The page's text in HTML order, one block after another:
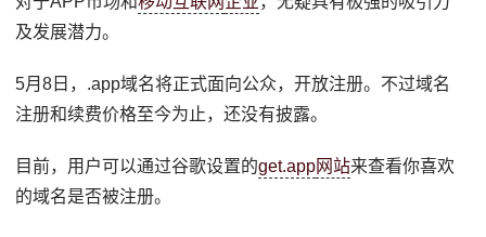
及发展潜力。
5月8日，.app域名将正式面向公众，开放注册。不过域名
注册和续费价格至今为止，还没有披露。
目前，用户可以通过谷歌设置的get.app网站来查看你喜欢
的域名是否被注册。